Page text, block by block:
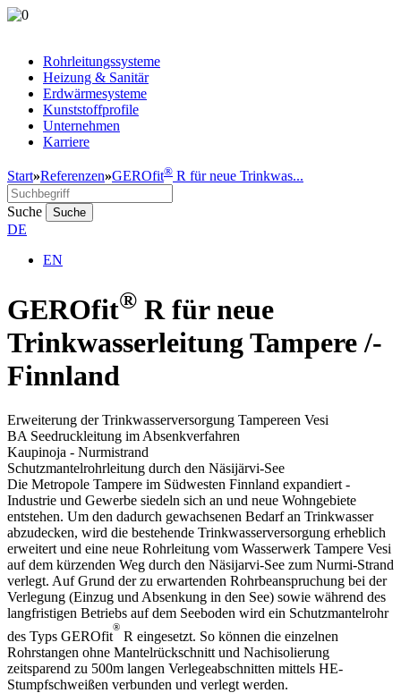
Rohrleitungssysteme
Heizung & Sanitär
Erdwärmesysteme
Kunststoffprofile
Unternehmen
Karriere
Start»Referenzen»GEROfit® R für neue Trinkwas...
Suche Suche
DE
EN
GEROfit® R für neue
Trinkwasserleitung Tampere /­
Finnland
Erweiterung der Trinkwasserversorgung Tampereen Vesi
BA Seedruckleitung im Absenkverfahren
Kaupinoja - Nurmistrand
Schutzmantelrohrleitung durch den Näsijärvi-See
Die Metropole Tampere im Südwesten Finnland expandiert -
Industrie und Gewerbe siedeln sich an und neue Wohngebiete
entstehen. Um den dadurch gewachsenen Bedarf an Trinkwasser
abzudecken, wird die bestehende Trinkwasserversorgung erheblich
erweitert und eine neue Rohrleitung vom Wasserwerk Tampere Vesi
auf dem kürzenden Weg durch den Näsijarvi-See zum Nurmi-Strand
verlegt. Auf Grund der zu erwartenden Rohrbeanspruchung bei der
Verlegung (Einzug und Absenkung in den See) sowie während des
langfristigen Betriebs auf dem Seeboden wird ein Schutzmantelrohr
des Typs GEROfit
®
R eingesetzt. So können die einzelnen
Rohrstangen ohne Mantelrückschnitt und Nachisolierung
zeitsparend zu 500m langen Verlegeabschnitten mittels HE-
Stumpfschweißen verbunden und verlegt werden.